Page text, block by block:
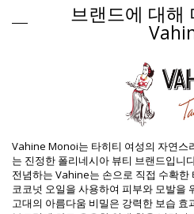
Propylene glycol 5-bromo-5-
oil, Gardenia taitensis flower
Tocopherol (Vitamin E), Amyl ci
제품
구분: Unisex, 샤워 젤
패키지 포함 항목: 1 x 샤워 젤 (포함
EAN: 원 사이즈 (3770033200254)
중량: 250g / 0.55lb / 8.82oz
보정한 사진
세탁 및
관리 안내 사항: Vahine
브랜드에 대해
Vahine Monoi는 타히티 여성의 자연스
는 진정한 폴리네시아 뷰티 브랜드입니
전념하는 Vahine는 손으로 직접 수확한
코코넛 오일을 사용하여 피부와 모발을
고대의 아름다움 비밀은 강력한 보습 효